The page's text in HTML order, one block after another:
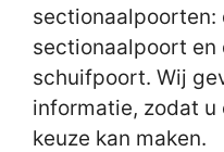
sectionaalpoorten:
sectionaalpoort en
schuifpoort. Wij
informatie, zodat u
keuze kan maken.